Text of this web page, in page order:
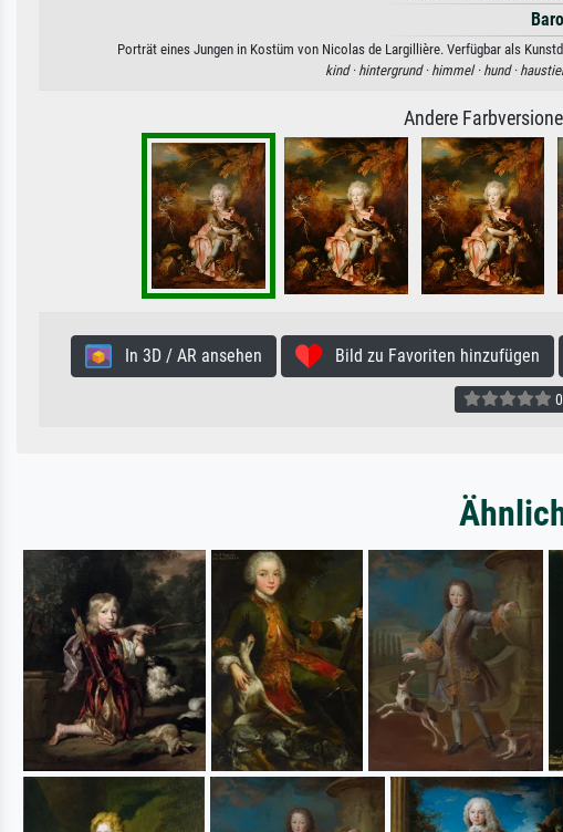
Porträt eines Jungen in Kostüm von Nicolas de Largillière. Verfügbar als
kind · hintergrund · himmel · hund ·
Andere
In 3D / AR ansehen Bild zu Favoriten hinzufügen